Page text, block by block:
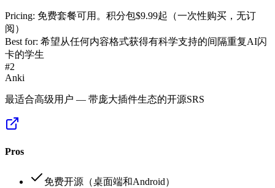
Pricing: 免费套餐可用。积分包$9.99起（一次性购买，无订
阅）
Best for: 希望从任何内容格式获得有科学支持的间隔重复AI闪
卡的学生
#2
Anki
最适合高级用户 — 带庞大插件生态的开源SRS
Pros
免费开源（桌面端和Android）